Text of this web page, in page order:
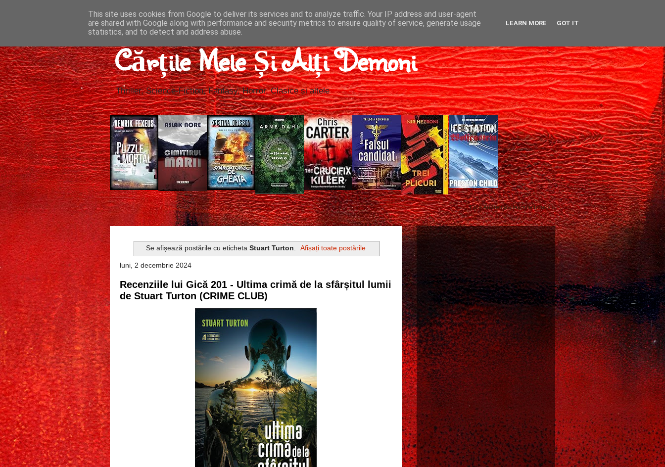
Cărțile Mele Și Alți Demoni
Thriller, Science-Fiction, Fantasy, Horror, Clasice și altele
Gică Andreica's favorite books »
Se afișează postările cu eticheta Stuart Turton. Afișați toate postările
luni, 2 decembrie 2024
Recenziile lui Gică 201 - Ultima crimă de la sfârșitul lumii
de Stuart Turton (CRIME CLUB)
This site uses cookies from Google to deliver its services and to analyze traffic. Your IP address and user-agent
are shared with Google along with performance and security metrics to ensure quality of service, generate usage
statistics, and to detect and address abuse.
LEARN MORE GOT IT